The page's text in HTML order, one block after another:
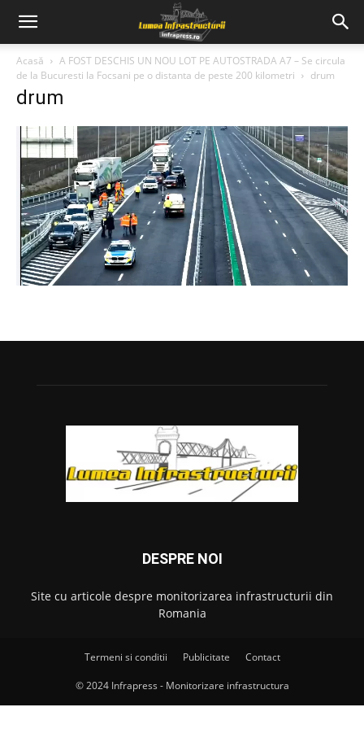
Acasă
A FOST DESCHIS UN NOU LOT PE AUTOSTRADA A7 – Se circula
de la Bucuresti la Focsani pe o distanta de peste 200 kilometri
drum
drum
DESPRE NOI
Site cu articole despre monitorizarea infrastructurii din
Romania
Termeni si conditii Publicitate Contact
© 2024 Infrapress - Monitorizare infrastructura